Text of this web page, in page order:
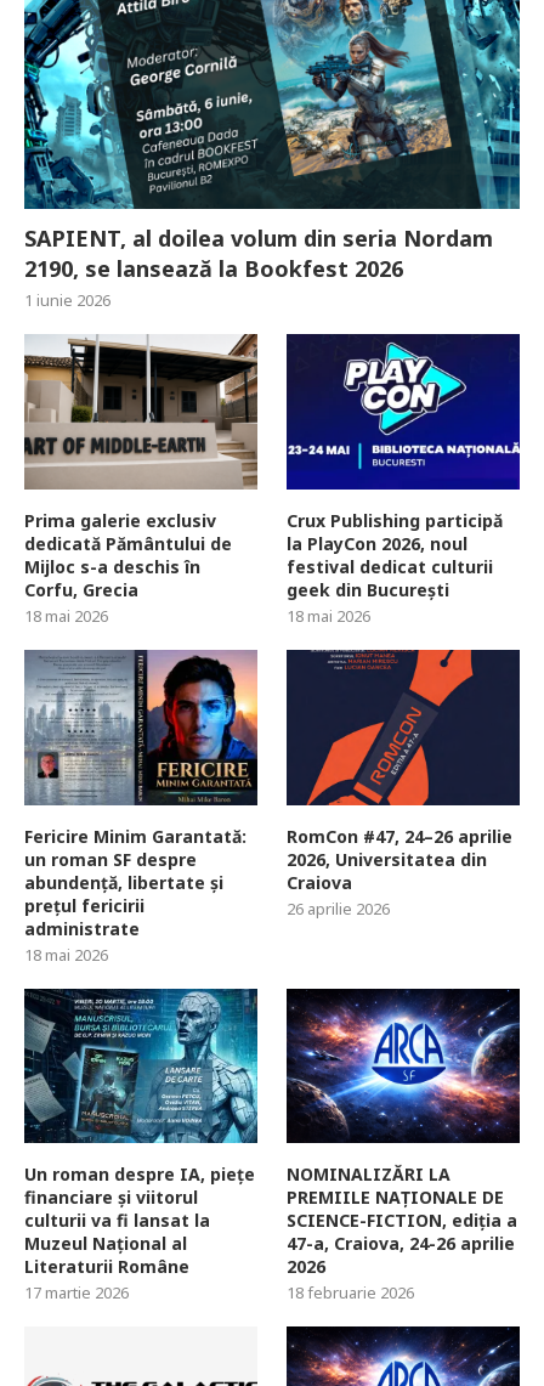
SAPIENT, al doilea volum din seria Nordam
2190, se lansează la Bookfest 2026
1 iunie 2026
Prima galerie exclusiv
dedicată Pământului de
Mijloc s-a deschis în
Corfu, Grecia
18 mai 2026
Crux Publishing participă
la PlayCon 2026, noul
festival dedicat culturii
geek din București
18 mai 2026
Fericire Minim Garantată:
un roman SF despre
abundență, libertate și
prețul fericirii
administrate
18 mai 2026
RomCon #47, 24–26 aprilie
2026, Universitatea din
Craiova
26 aprilie 2026
Un roman despre IA, piețe
financiare și viitorul
culturii va fi lansat la
Muzeul Național al
Literaturii Române
17 martie 2026
NOMINALIZĂRI LA
PREMIILE NAȚIONALE DE
SCIENCE-FICTION, ediția a
47-a, Craiova, 24-26 aprilie
2026
18 februarie 2026